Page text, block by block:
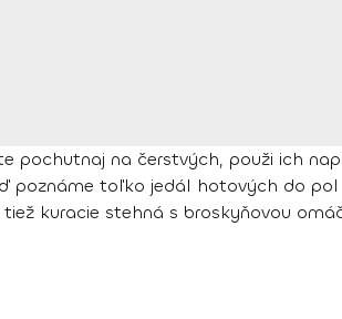
pochutnaj na čerstvých, použi ich
toľko jedál hotových do pol
kuracie stehná s broskyňovou